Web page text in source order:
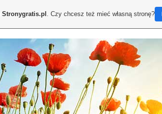
Stronygratis.pl . Czy chcesz też mieć własną stronę?